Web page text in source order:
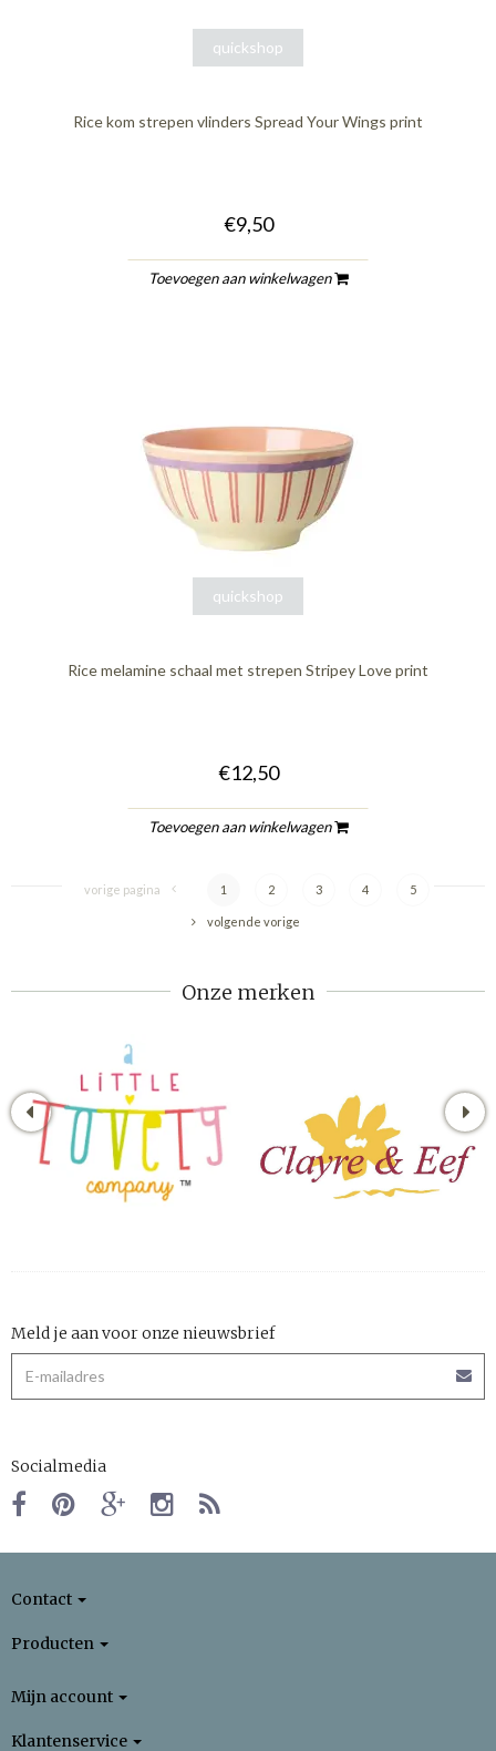
quickshop
Rice kom strepen vlinders Spread Your Wings print
€9,50
Toevoegen aan winkelwagen
quickshop
Rice melamine schaal met strepen Stripey Love print
€12,50
Toevoegen aan winkelwagen
vorige pagina 1 2 3 4 5
volgende vorige
Onze merken
Meld je aan voor onze nieuwsbrief
Socialmedia
Contact
Producten
Mijn account
Klantenservice